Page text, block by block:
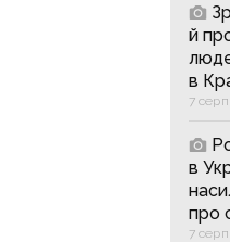
й
в
7
в
про
7